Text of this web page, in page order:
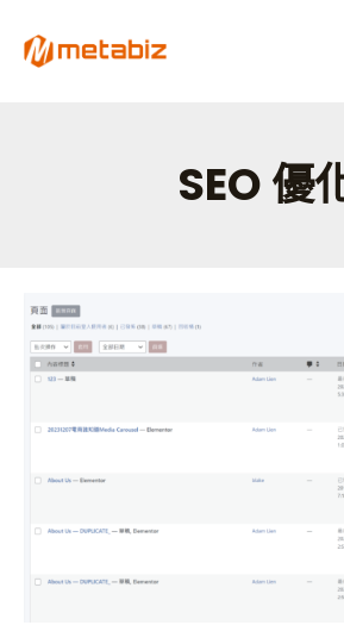
SEO 優
如
何
有
效
頁